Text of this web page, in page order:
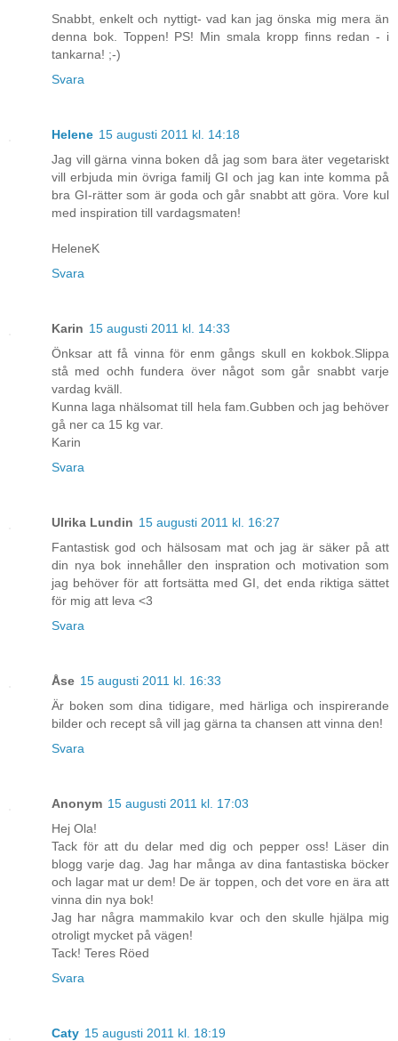
Snabbt, enkelt och nyttigt- vad kan jag önska mig mera än
denna bok. Toppen! PS! Min smala kropp finns redan - i
tankarna! ;-)
Svara
Helene 15 augusti 2011 kl. 14:18
Jag vill gärna vinna boken då jag som bara äter vegetariskt
vill erbjuda min övriga familj GI och jag kan inte komma på
bra GI-rätter som är goda och går snabbt att göra. Vore kul
med inspiration till vardagsmaten!
HeleneK
Svara
Karin 15 augusti 2011 kl. 14:33
Önksar att få vinna för enm gångs skull en kokbok.Slippa
stå med ochh fundera över något som går snabbt varje
vardag kväll.
Kunna laga nhälsomat till hela fam.Gubben och jag behöver
gå ner ca 15 kg var.
Karin
Svara
Ulrika Lundin 15 augusti 2011 kl. 16:27
Fantastisk god och hälsosam mat och jag är säker på att
din nya bok innehåller den inspration och motivation som
jag behöver för att fortsätta med GI, det enda riktiga sättet
för mig att leva <3
Svara
Åse 15 augusti 2011 kl. 16:33
Är boken som dina tidigare, med härliga och inspirerande
bilder och recept så vill jag gärna ta chansen att vinna den!
Svara
Anonym 15 augusti 2011 kl. 17:03
Hej Ola!
Tack för att du delar med dig och pepper oss! Läser din
blogg varje dag. Jag har många av dina fantastiska böcker
och lagar mat ur dem! De är toppen, och det vore en ära att
vinna din nya bok!
Jag har några mammakilo kvar och den skulle hjälpa mig
otroligt mycket på vägen!
Tack! Teres Röed
Svara
Caty 15 augusti 2011 kl. 18:19